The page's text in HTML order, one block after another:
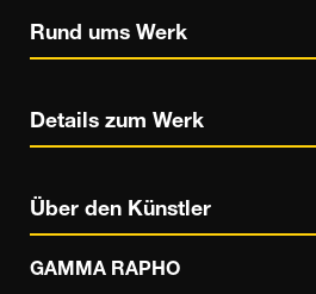
Rund ums Werk
Details zum Werk
Über den Künstler
GAMMA RAPHO